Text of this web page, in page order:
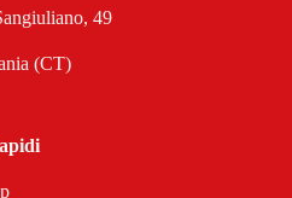
49
(CT)